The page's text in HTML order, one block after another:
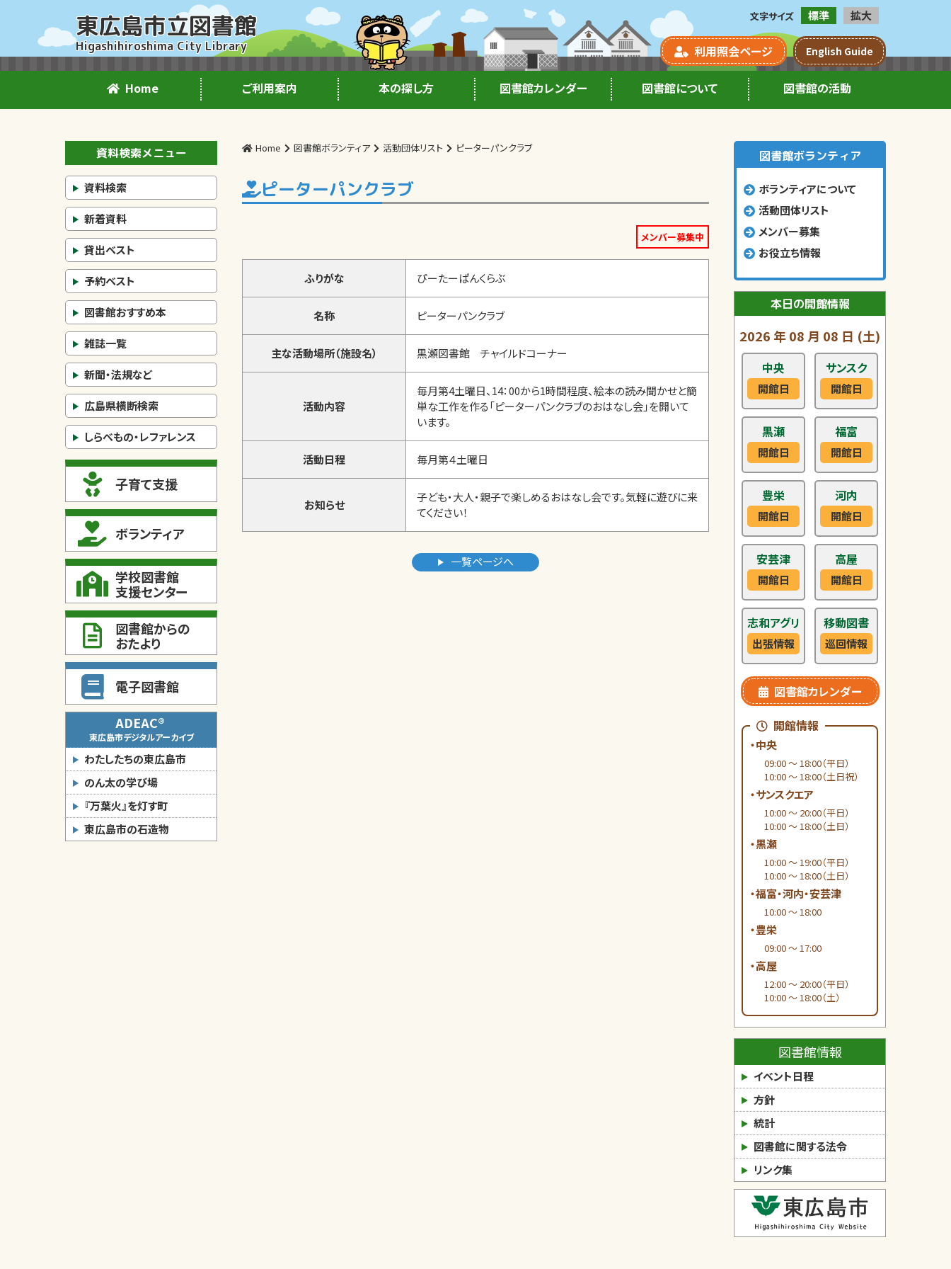
東広島市立図書館
Higashihiroshima City Library
文字サイズ 標準 拡大
利用照会ページ English Guide
Home ご利用案内 本の探し方 図書館カレンダー 図書館について 図書館の活動
資料検索メニュー
資料検索
新着資料
貸出ベスト
予約ベスト
図書館おすすめ本
雑誌一覧
新聞・法規など
広島県横断検索
しらべもの・レファレンス
子育て支援
ボランティア
学校図書館
支援センター
図書館からの
おたより
電子図書館
ADEAC®
東広島市デジタルアーカイブ
わたしたちの東広島市
のん太の学び場
『万葉火』を灯す町
東広島市の石造物
Home 図書館ボランティア 活動団体リスト ピーターパンクラブ
ピーターパンクラブ
メンバー募集中
ふりがな ぴーたーぱんくらぶ
名称 ピーターパンクラブ
主な活動場所（施設名） 黒瀬図書館 チャイルドコーナー
活動内容
毎月第4土曜日、14：00から1時間程度、絵本の読み聞かせと簡
単な工作を作る「ピーターパンクラブのおはなし会」を開いて
います。
活動日程 毎月第４土曜日
お知らせ
子ども・大人・親子で楽しめるおはなし会です。気軽に遊びに来
てください！
一覧ページへ
図書館ボランティア
ボランティアについて
活動団体リスト
メンバー募集
お役立ち情報
本日の開館情報
2026 年08 月 08 日 (土)
中央
開館日
サンスク
開館日
黒瀬
開館日
福富
開館日
豊栄
開館日
河内
開館日
安芸津
開館日
高屋
開館日
志和アグリ
出張情報
移動図書
巡回情報
図書館カレンダー
開館情報
・中央
09:00 ～ 18:00（平日）
10:00 ～ 18:00（土日祝）
・サンスクエア
10:00 ～ 20:00（平日）
10:00 ～ 18:00（土日）
・黒瀬
10:00 ～ 19:00（平日）
10:00 ～ 18:00（土日）
・福富・河内・安芸津
10:00 ～ 18:00
・豊栄
09:00 ～ 17:00
・高屋
12:00 ～ 20:00（平日）
10:00 ～ 18:00（土）
図書館情報
イベント日程
方針
統計
図書館に関する法令
リンク集